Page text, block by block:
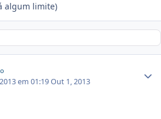
algum limite)
em 01:19Out 1, 2013